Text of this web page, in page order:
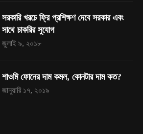
সরকারি খরচে ফ্রি প্রশিক্ষণ দেবে সরকার এবং
সাথে চাকরির সুযোগ
জুলাই ৯, ২০১৮
শাওমি ফোনের দাম কমল, কোনটার দাম কত?
জানুয়ারি ১৭, ২০১৯